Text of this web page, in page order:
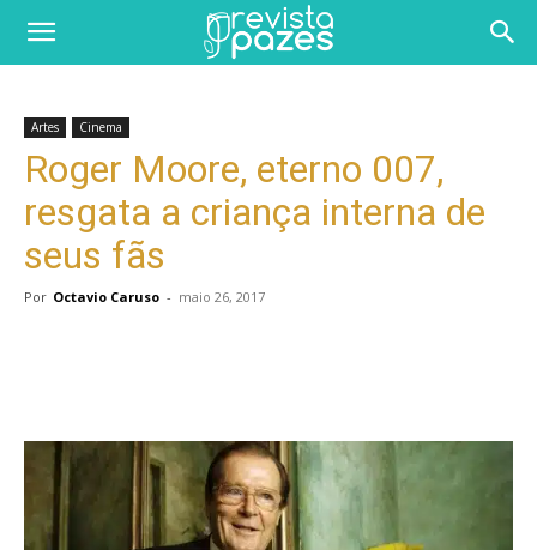
Artes Cinema
Roger Moore, eterno 007,
resgata a criança interna de
seus fãs
Por Octavio Caruso - maio 26, 2017